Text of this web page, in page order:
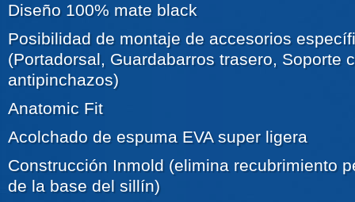
Diseño 100% mate black
Posibilidad de montaje de accesorios
(Portadorsal, Guardabarros trasero, Soporte
antipinchazos)
Anatomic Fit
Acolchado de espuma EVA super ligera
Construcción Inmold (elimina recubrimiento
de la base del sillín)